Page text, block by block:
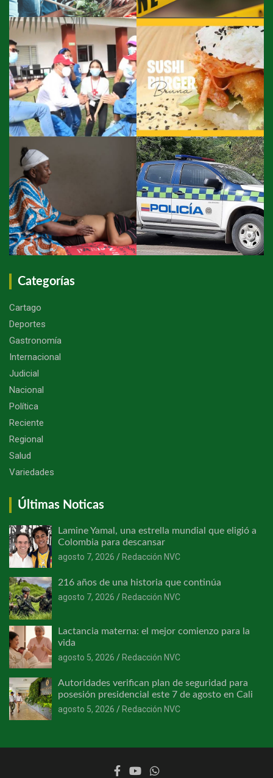
Categorías
Cartago
Deportes
Gastronomía
Internacional
Judicial
Nacional
Política
Reciente
Regional
Salud
Variedades
Últimas Noticas
Lamine Yamal, una estrella mundial que eligió a
Colombia para descansar
agosto 7, 2026
Redacción NVC
216 años de una historia que continúa
agosto 7, 2026
Redacción NVC
Lactancia materna: el mejor comienzo para la
vida
agosto 5, 2026
Redacción NVC
Autoridades verifican plan de seguridad para
posesión presidencial este 7 de agosto en Cali
agosto 5, 2026
Redacción NVC